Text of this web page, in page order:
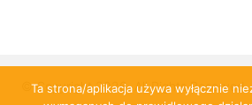
© Copyright 2026, All Rights
Ta strona/aplikacja używa wyłącznie